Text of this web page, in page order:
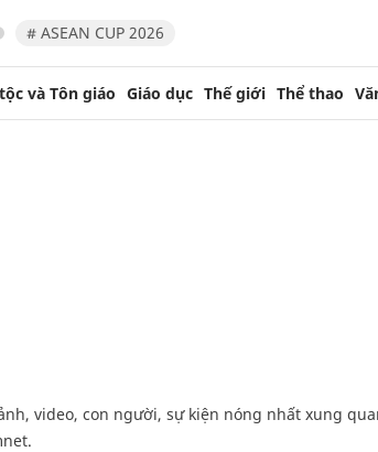
# ASEAN CUP 2026
và Tôn giáo Giáo dục Thế giới Thể thao